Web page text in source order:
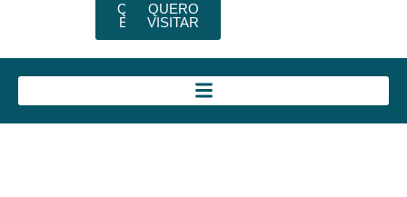
QUERO
EXPOR
QUERO
VISITAR